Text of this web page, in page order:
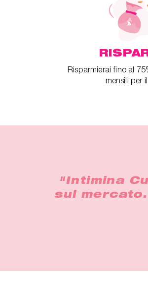
Risparmierai fino al
mensili per
"Intimina
sul